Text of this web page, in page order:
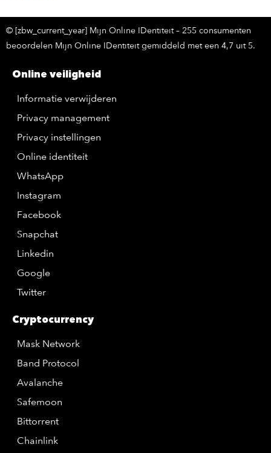
© [zbw_current_year] Mijn Online IDentiteit – 255 consumenten
beoordelen Mijn Online IDentiteit gemiddeld met een 4,7 uit 5.
Online veiligheid
Informatie verwijderen
Privacy management
Privacy instellingen
Online identiteit
WhatsApp
Instagram
Facebook
Snapchat
Linkedin
Google
Twitter
Cryptocurrency
Mask Network
Band Protocol
Avalanche
Safemoon
Bittorrent
Chainlink